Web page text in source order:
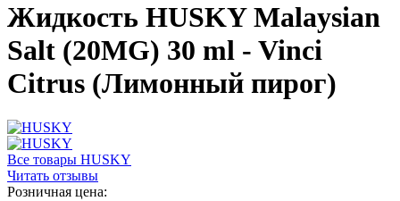
Жидкость HUSKY Malaysian
Salt (20MG) 30 ml - Vinci
Citrus (Лимонный пирог)
Все товары HUSKY
Читать отзывы
Розничная цена: